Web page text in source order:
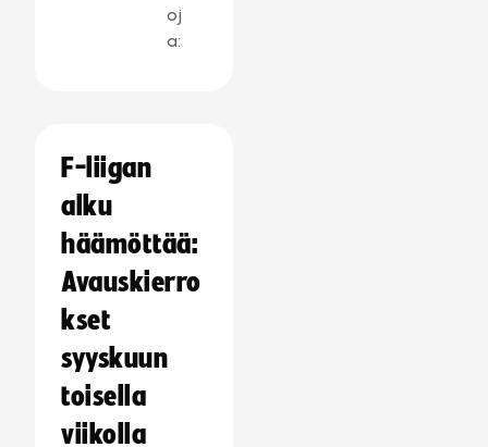
oj
a:
F-liigan
alku
häämöttää:
Avauskierro
kset
syyskuun
toisella
viikolla